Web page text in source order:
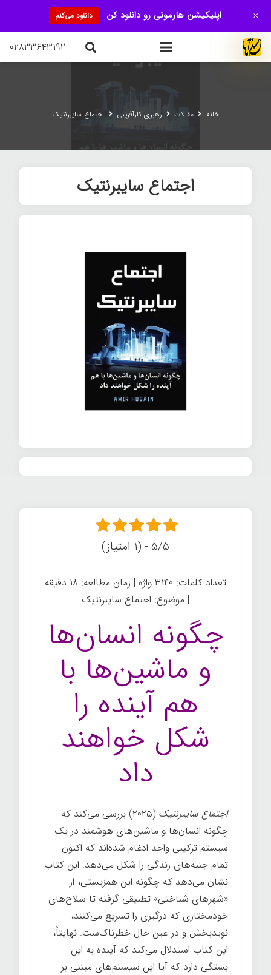
۰۲۸۳۳۶۴۳۱۹۲
خانه مقالات رهبری کارآفرینی اجتماع سایبرنتیک
اجتماع سایبرنتیک
5/5 - (1 امتیاز)
تعداد کلمات: ۳۱۴۰ واژه | زمان مطالعه: ۱۸ دقیقه
| موضوع: اجتماع سایبرنتیک
چگونه انسان‌ها
و ماشین‌ها با
هم آینده را
شکل خواهند
داد
اجتماع سایبرنتیک
(۲۰۲۵) بررسی می‌کند که
چگونه انسان‌ها و ماشین‌های هوشمند در یک
سیستم ترکیبی واحد ادغام شده‌اند که اکنون
تمام جنبه‌های زندگی را شکل می‌دهد. این کتاب
نشان می‌دهد که چگونه این همزیستی، از
«شهرهای شناختی» تطبیقی گرفته تا سلاح‌های
خودمختاری که درگیری را تسریع می‌کنند،
نویدبخش و در عین حال خطرناک‌ست. نهایتاً،
این کتاب استدلال می‌کند که آینده به این
بستگی دارد که آیا این سیستم‌های مبتنی بر
اپلیکیشن هارمونی رو دانلود کن دانلود می‌کنم +